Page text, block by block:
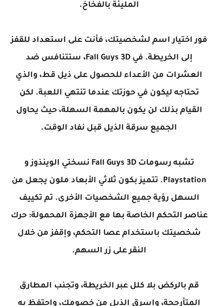
المليئة بالفخاخ.
فور اختيار اسم لشخصيتك، فأنت على استعداد للقفز
إلى الخريطة. في Fall Guys 3D، ستتنافس ضد
العشرات من الأعداء للحصول على ذيل قط، والذي
تحتاجه ليكون في حوزتك عندما تنتهي اللعبة. لكن
القيام بذلك لن يكون بالمهمة السهلة، حيث يحاول
الجميع سرقة الذيل قبل نفاد الوقت.
تشبه رسومات Fall Guys 3D نسختي الوينذوز و
Playstation. تتميز بكون ثلاثي الأبعاد ملون يجعل من
السهل رؤية جميع الشخصيات الأخرى. تم تكييف
عناصر التحكم الخاصة بها مع الأجهزة المحمولة: حرك
شخصيتك باستخدام عصا التحكم، وإقفز من خلال
النقر على زر السهم.
قم بالركض بلا كلل عبر الخريطة، وتجنب المطارق
المتأرجحة، واسرق الذيل من خصومك، واحتفظ به